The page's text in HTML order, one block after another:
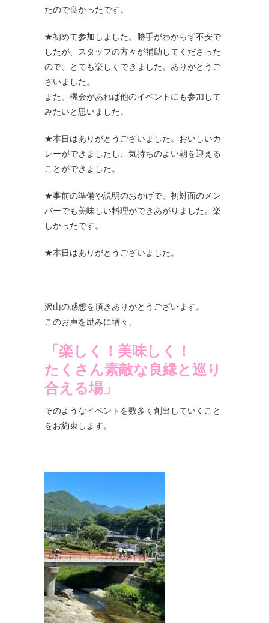
たので良かったです。
★初めて参加しました。勝手がわからず不安で
したが、スタッフの方々が補助してくださった
ので、とても楽しくできました。ありがとうご
ざいました。
また、機会があれば他のイベントにも参加して
みたいと思いました。
★本日はありがとうございました。おいしいカ
レーができましたし、気持ちのよい朝を迎える
ことができました。
★事前の準備や説明のおかげで、初対面のメン
バーでも美味しい料理ができあがりました。楽
しかったです。
★本日はありがとうございました。
沢山の感想を頂きありがとうございます。
このお声を励みに増々、
「楽しく！美味しく！
たくさん素敵な良縁と巡り
合える場」
そのようなイベントを数多く創出していくこと
をお約束します。